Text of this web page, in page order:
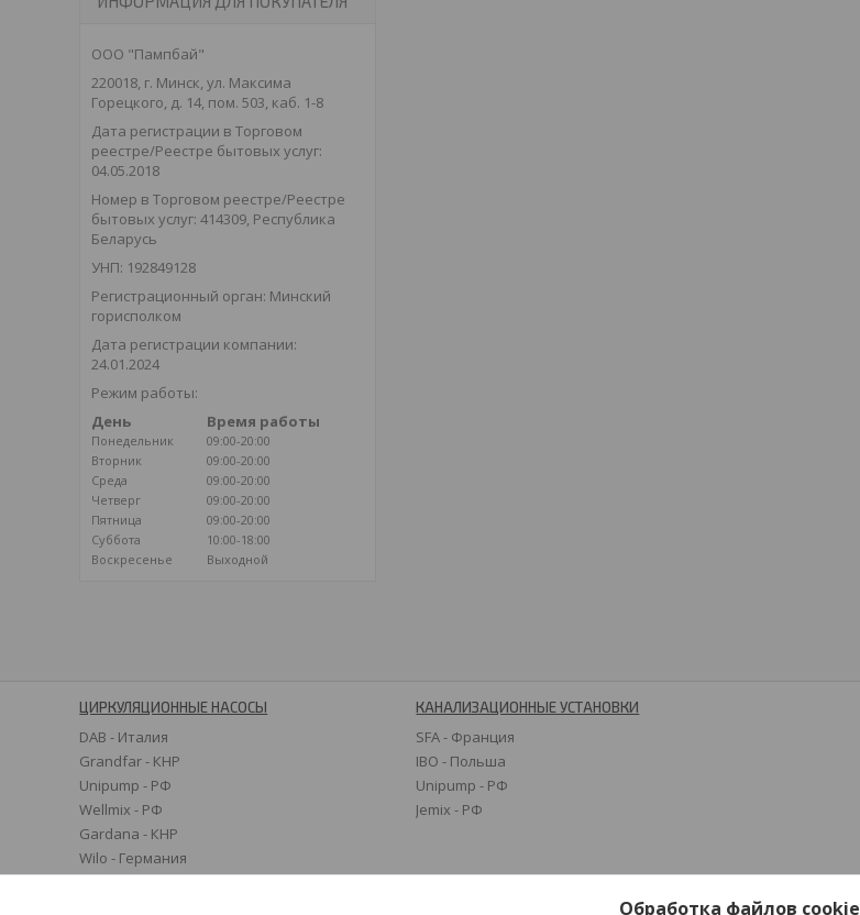
ООО "Пампбай"
220018, г. Минск, ул. Максима
Горецкого, д. 14, пом. 503, каб. 1-8
Дата регистрации в Торговом
реестре/Реестре бытовых услуг:
04.05.2018
Номер в Торговом реестре/Реестре
бытовых услуг: 414309, Республика
Беларусь
УНП: 192849128
Регистрационный орган: Минский
горисполком
Дата регистрации компании:
24.01.2024
Режим работы:
День
Время работы
Понедельник
09:00-20:00
Вторник
09:00-20:00
Среда
09:00-20:00
Четверг
09:00-20:00
Пятница
09:00-20:00
Суббота
10:00-18:00
Воскресенье
Выходной
ЦИРКУЛЯЦИОННЫЕ НАСОСЫ
DAB - Италия
Grandfar - КНР
Unipump - РФ
Wellmix - РФ
Gardana - КНР
Wilo - Германия
Grundfos - Дания
КАНАЛИЗАЦИОННЫЕ УСТАНОВКИ
SFA - Франция
IBO - Польша
Unipump - РФ
Jemix - РФ
Обработка файлов cookie